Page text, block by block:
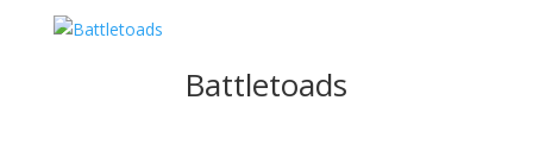
Battletoads